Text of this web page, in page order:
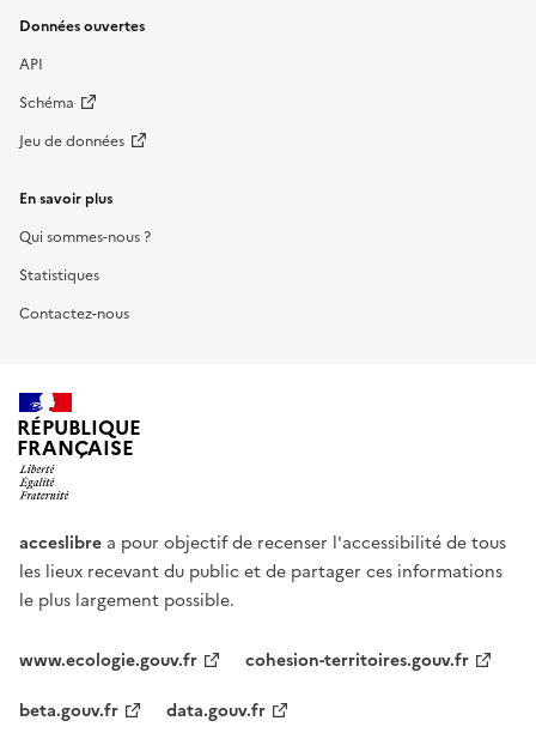
Données ouvertes
API
Schéma
Jeu de données
En savoir plus
Qui sommes-nous ?
Statistiques
Contactez-nous
RÉPUBLIQUE
FRANÇAISE
acceslibre a pour objectif de recenser l'accessibilité de tous
les lieux recevant du public et de partager ces informations
le plus largement possible.
www.ecologie.gouv.fr
cohesion-territoires.gouv.fr
beta.gouv.fr
data.gouv.fr